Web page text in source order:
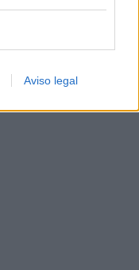
Aviso legal